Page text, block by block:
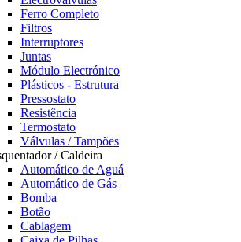
Ferro Completo
Filtros
Interruptores
Juntas
Módulo Electrónico
Plásticos - Estrutura
Pressostato
Resistência
Termostato
Válvulas / Tampões
/ Caldeira
Automático de Aguá
Automático de Gás
Bomba
Botão
Cablagem